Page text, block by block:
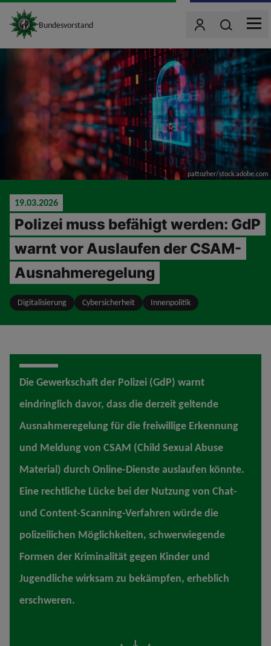
jumpToMain
site_logo
Bundesvorstand BenutzerWonach
MENU
pattozher/stock.adobe.com
19.03.2026
Polizei muss befähigt werden: GdP
warnt vor Auslaufen der CSAM-
Ausnahmeregelung
Digitalisierung Cybersicherheit Innenpolitik
Die Gewerkschaft der Polizei (GdP) warnt
eindringlich davor, dass die derzeit geltende
Ausnahmeregelung für die freiwillige Erkennung
und Meldung von CSAM (Child Sexual Abuse
Material) durch Online-Dienste auslaufen könnte.
Eine rechtliche Lücke bei der Nutzung von Chat-
und Content-Scanning-Verfahren würde die
polizeilichen Möglichkeiten, schwerwiegende
Formen der Kriminalität gegen Kinder und
Jugendliche wirksam zu bekämpfen, erheblich
erschweren.